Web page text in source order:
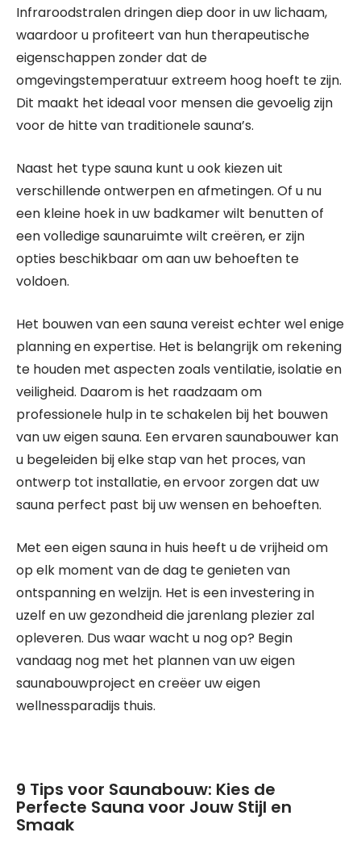
Infraroodstralen dringen diep door in uw lichaam,
waardoor u profiteert van hun therapeutische
eigenschappen zonder dat de
omgevingstemperatuur extreem hoog hoeft te zijn.
Dit maakt het ideaal voor mensen die gevoelig zijn
voor de hitte van traditionele sauna’s.
Naast het type sauna kunt u ook kiezen uit
verschillende ontwerpen en afmetingen. Of u nu
een kleine hoek in uw badkamer wilt benutten of
een volledige saunaruimte wilt creëren, er zijn
opties beschikbaar om aan uw behoeften te
voldoen.
Het bouwen van een sauna vereist echter wel enige
planning en expertise. Het is belangrijk om rekening
te houden met aspecten zoals ventilatie, isolatie en
veiligheid. Daarom is het raadzaam om
professionele hulp in te schakelen bij het bouwen
van uw eigen sauna. Een ervaren saunabouwer kan
u begeleiden bij elke stap van het proces, van
ontwerp tot installatie, en ervoor zorgen dat uw
sauna perfect past bij uw wensen en behoeften.
Met een eigen sauna in huis heeft u de vrijheid om
op elk moment van de dag te genieten van
ontspanning en welzijn. Het is een investering in
uzelf en uw gezondheid die jarenlang plezier zal
opleveren. Dus waar wacht u nog op? Begin
vandaag nog met het plannen van uw eigen
saunabouwproject en creëer uw eigen
wellnessparadijs thuis.
9 Tips voor Saunabouw: Kies de
Perfecte Sauna voor Jouw Stijl en
Smaak